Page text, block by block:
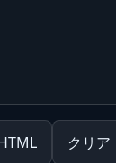
クリア